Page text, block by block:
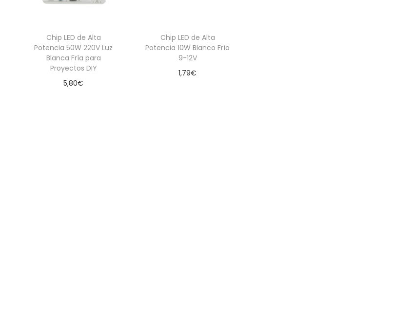
Chip LED de Alta
Potencia 50W 220V Luz
Blanca Fría para
Proyectos DIY
5,80€
Chip LED de Alta
Potencia 10W Blanco Frío
9-12V
1,79€